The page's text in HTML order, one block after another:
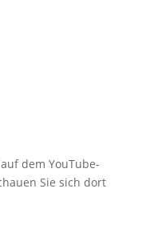
dem YouTube-
Sie sich dort